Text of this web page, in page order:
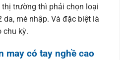
trường thì phải chọn loại
da, mè nhập. Và đặc biệt là
chu kỳ.
may có tay nghề cao